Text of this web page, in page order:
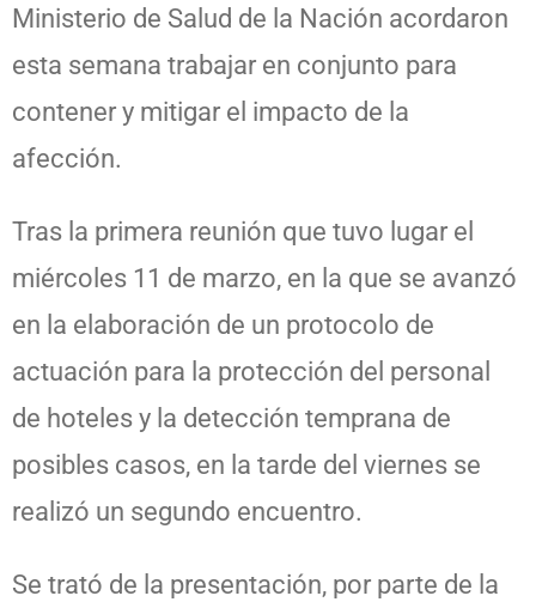
Ministerio de Salud de la Nación acordaron
esta semana trabajar en conjunto para
contener y mitigar el impacto de la
afección.
Tras la primera reunión que tuvo lugar el
miércoles 11 de marzo, en la que se avanzó
en la elaboración de un protocolo de
actuación para la protección del personal
de hoteles y la detección temprana de
posibles casos, en la tarde del viernes se
realizó un segundo encuentro.
Se trató de la presentación, por parte de la